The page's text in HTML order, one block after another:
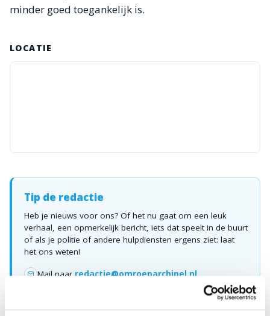
minder goed toegankelijk is.
LOCATIE
Tip de redactie
Heb je nieuws voor ons? Of het nu gaat om een leuk
verhaal, een opmerkelijk bericht, iets dat speelt in de buurt
of als je politie of andere hulpdiensten ergens ziet: laat
het ons weten!
Mail naar redactie@omroeparchipel.nl
📞 Bel naar 0187-682630